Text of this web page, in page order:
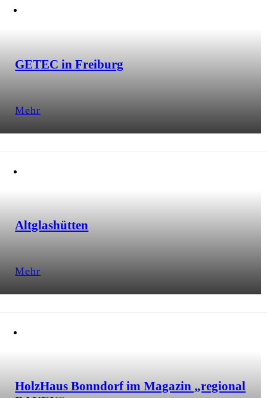
GETEC in Freiburg
Mehr
Altglashütten
Mehr
HolzHaus Bonndorf im Magazin „regional